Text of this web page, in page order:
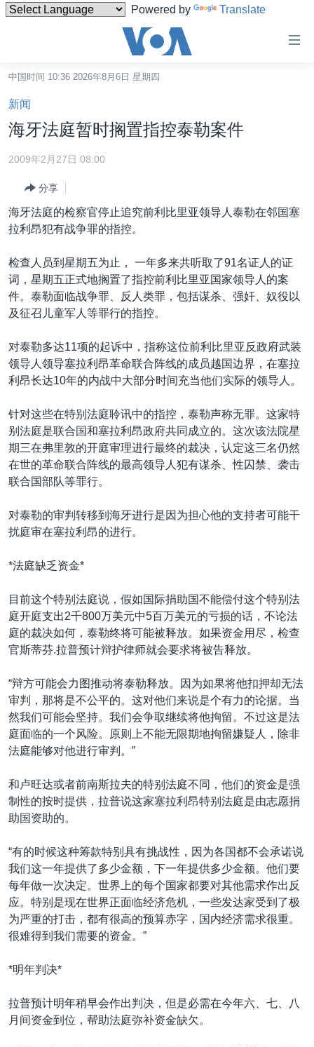
Powered by Translate
碍
链
接
跳
转
容
转
导
跳
索
港澳
国际
印太
中东
欧洲
非洲
美洲
经济·金融·贸易
人权·法律·宗教
科教·文娱·体健
军事
劳工
美中关系
热点专题
白宫要闻
国会报道
美中关系
埃博拉疫情
美国之音专访
重要讲话与声明
南中国海争端
关注新疆
GEN Z 看美国
VOA视频
VOA今日焦点
中文广播
关注我们
中国时间 10:36 2026年8月6日 星期四
新闻
海牙法庭暂时搁置指控泰勒案件
2009年2月27日 08:00
分享
海牙法庭的检察官停止追究前利比里亚领导人泰勒在邻国塞
拉利昂犯有战争罪的指控。
检查人员到星期五为止， 一年多来共听取了91名证人的证
词，星期五正式地搁置了指控前利比里亚国家领导人的案
件。泰勒面临战争罪、反人类罪，包括谋杀、强奸、奴役以
及征召儿童军人等罪行的指控。
对泰勒多达11项的起诉中，指称这位前利比里亚反政府武装
领导人领导塞拉利昂革命联合阵线的成员越国边界，在塞拉
利昂长达10年的内战中大部分时间充当他们实际的领导人。
针对这些在特别法庭聆讯中的指控，泰勒声称无罪。这家特
别法庭是联合国和塞拉利昂政府共同成立的。这次该法院星
期三在弗里敦的开庭审理进行最终的裁决，认定这三名仍然
在世的革命联合阵线的最高领导人犯有谋杀、性囚禁、袭击
联合国部队等罪行。
对泰勒的审判转移到海牙进行是因为担心他的支持者可能干
扰庭审在塞拉利昂的进行。
*法庭缺乏资金*
目前这个特别法庭说，假如国际捐助国不能偿付这个特别法
庭开庭支出2千800万美元中5百万美元的亏损的话，不论法
庭的裁决如何，泰勒终将可能被释放。如果资金用尽，检查
官斯蒂芬.拉普预计辩护律师就会要求将被告释放。
“辩方可能会力图推动将泰勒释放。因为如果将他扣押却无法
审判，那将是不公平的。这对他们来说是个有力的论据。当
然我们可能会坚持。我们会争取继续将他拘留。不过这是法
庭面临的一个风险。原则上不能无限期地拘留嫌疑人，除非
法庭能够对他进行审判。”
和卢旺达或者前南斯拉夫的特别法庭不同，他们的资金是强
制性的按时提供，拉普说这家塞拉利昂特别法庭是由志愿捐
助国资助的。
“有的时候这种筹款特别具有挑战性，因为各国都不会承诺说
我们这一年提供了多少金额，下一年提供多少金额。他们要
每年做一次决定。世界上的每个国家都要对其他需求作出反
应。特别是现在世界正面临经济危机，一些发达家受到了极
为严重的打击，都有很高的预算赤字，国内经济需求很重。
很难得到我们需要的资金。”
*明年判决*
拉普预计明年稍早会作出判决，但是必需在今年六、七、八
月间资金到位，帮助法庭弥补资金缺欠。